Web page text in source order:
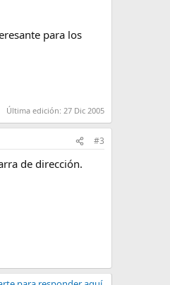
para los
Última edición: 27 Dic 2005
#3
de dirección.